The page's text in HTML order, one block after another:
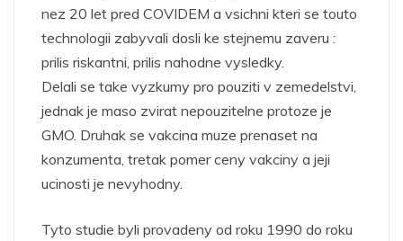
nez 20 let pred COVIDEM a vsichni kteri se touto
technologii zabyvali dosli ke stejnemu zaveru :
prilis riskantni, prilis nahodne vysledky.
Delali se take vyzkumy pro pouziti v zemedelstvi,
jednak je maso zvirat nepouzitelne protoze je
GMO. Druhak se vakcina muze prenaset na
konzumenta, tretak pomer ceny vakciny a jeji
ucinosti je nevyhodny.
Tyto studie byli provadeny od roku 1990 do roku